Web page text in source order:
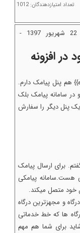
تعداد امتیازدهندگان: 1012
ارسال شده توسط کاربر مهمان در تاریخ 22 شهريور 1397 -
افزونه
هم پنل پیامک دارم.
در سامانه پیامک بلک
پنل دیگر را سفارش
برای ارسال پیامک
هست.سامانه پیامکی
خود متصل میکند.
و مجهزترین درگاه
ها که خط خدماتی
برای شما هم مهم